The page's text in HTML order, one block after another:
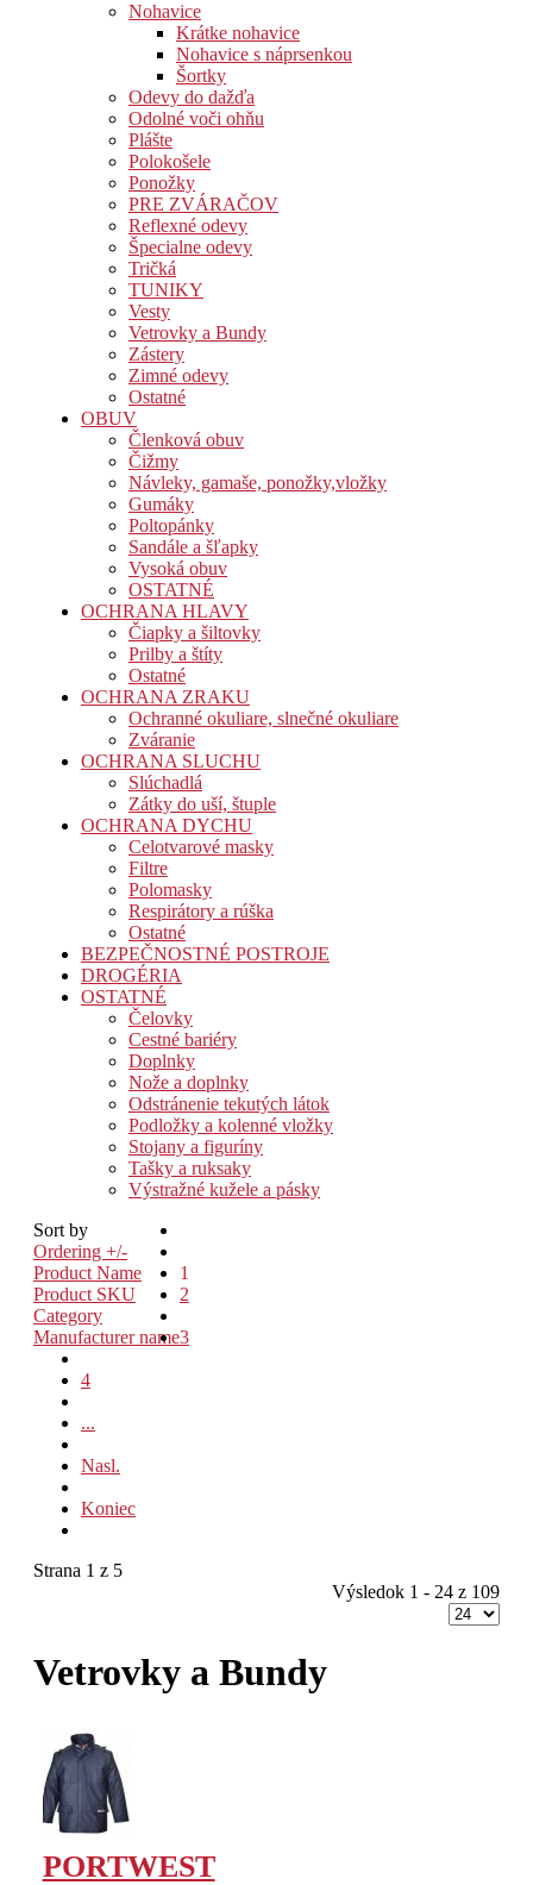
Nohavice
Krátke nohavice
Nohavice s náprsenkou
Šortky
Odevy do dažďa
Odolné voči ohňu
Plášte
Polokošele
Ponožky
PRE ZVÁRAČOV
Reflexné odevy
Špecialne odevy
Tričká
TUNIKY
Vesty
Vetrovky a Bundy
Zástery
Zimné odevy
Ostatné
OBUV
Členková obuv
Čižmy
Návleky, gamaše, ponožky,vložky
Gumáky
Poltopánky
Sandále a šľapky
Vysoká obuv
OSTATNÉ
OCHRANA HLAVY
Čiapky a šiltovky
Prilby a štíty
Ostatné
OCHRANA ZRAKU
Ochranné okuliare, slnečné okuliare
Zváranie
OCHRANA SLUCHU
Slúchadlá
Zátky do uší, štuple
OCHRANA DYCHU
Celotvarové masky
Filtre
Polomasky
Respirátory a rúška
Ostatné
BEZPEČNOSTNÉ POSTROJE
DROGÉRIA
OSTATNÉ
Čelovky
Cestné bariéry
Doplnky
Nože a doplnky
Odstránenie tekutých látok
Podložky a kolenné vložky
Stojany a figuríny
Tašky a ruksaky
Výstražné kužele a pásky
Sort by
Ordering +/-
Product Name
Product SKU
Category
Manufacturer name
1
2
3
4
...
Nasl.
Koniec
Strana 1 z 5
Výsledok 1 - 24 z 109
Vetrovky a Bundy
PORTWEST